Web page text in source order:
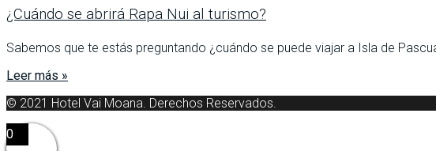
¿Cuándo se abrirá Rapa Nui al turismo?
Sabemos que te estás preguntando ¿cuándo se puede viajar a Isla de
Leer más »
© 2021 Hotel Vai Moana. Derechos Reservados.
0